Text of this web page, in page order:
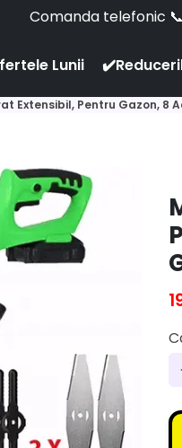
Comanda telefonic 📞
Lunii
Extensibil, Pentru Gazon, 8